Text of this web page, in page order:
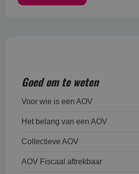
Goed om te weten
Voor wie is een AOV
Het belang van een AOV
Collectieve AOV
AOV Fiscaal aftrekbaar